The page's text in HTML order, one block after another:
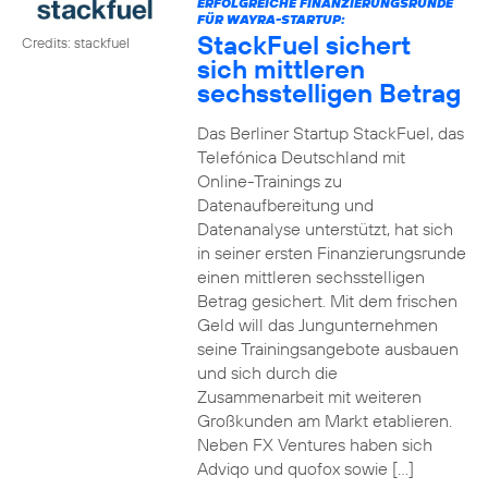
Credits: stackfuel
FÜR WAYRA-STARTUP:
StackFuel sichert
sich mittleren
sechsstelligen Betrag
Das Berliner Startup StackFuel, das
Telefónica Deutschland mit
Online-Trainings zu
Datenaufbereitung und
Datenanalyse unterstützt, hat sich
in seiner ersten Finanzierungsrunde
einen mittleren sechsstelligen
Betrag gesichert. Mit dem frischen
Geld will das Jungunternehmen
seine Trainingsangebote ausbauen
und sich durch die
Zusammenarbeit mit weiteren
Großkunden am Markt etablieren.
Neben FX Ventures haben sich
Adviqo und quofox sowie […]